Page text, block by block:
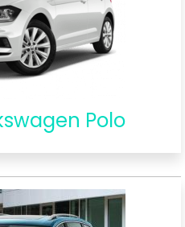
Polo